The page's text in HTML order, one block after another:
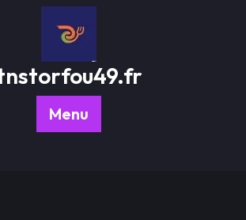
Menu